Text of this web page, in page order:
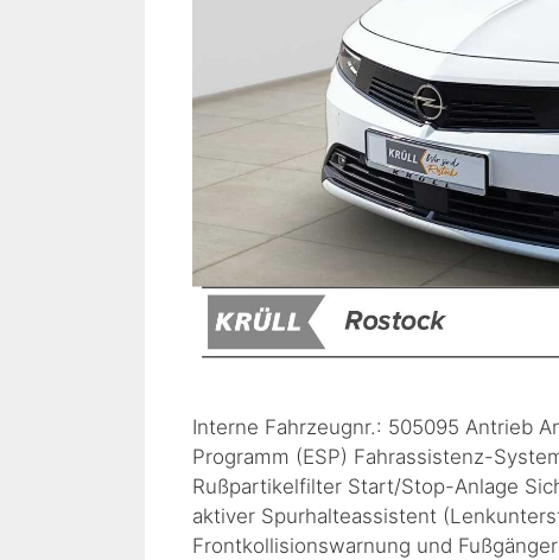
Interne Fahrzeugnr.: 505095 Antrieb
Programm (ESP) Fahrassistenz-
Rußpartikelfilter Start/Stop-Anlage
aktiver Spurhalteassistent
Frontkollisionswarnung und